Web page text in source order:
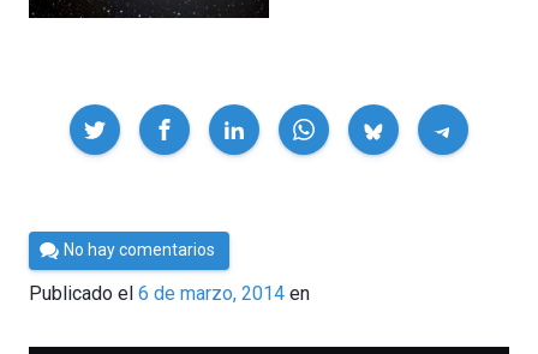
Compartir
Por
César
Tomé
No hay comentarios
Publicado el 6 de marzo, 2014 en